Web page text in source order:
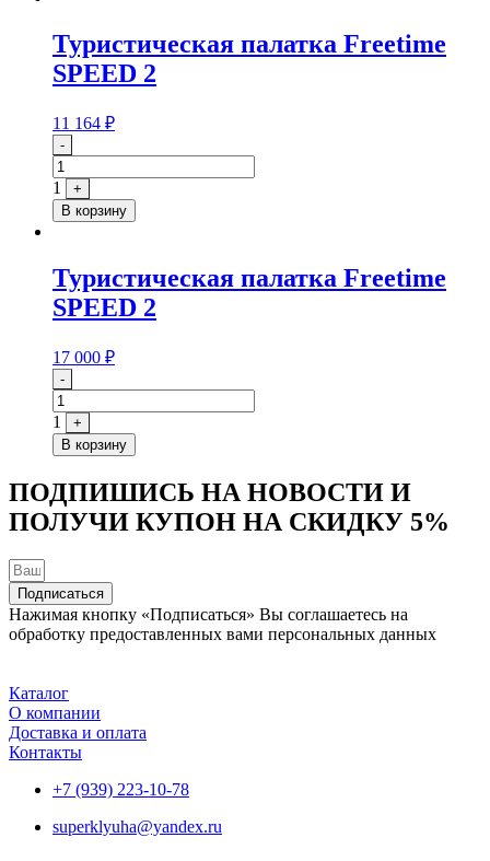
Туристическая палатка Freetime
SPEED 2
11 164 ₽
Quantity
-
1
+
В корзину
Туристическая палатка Freetime
SPEED 2
17 000 ₽
Quantity
-
1
+
В корзину
ПОДПИШИСЬ НА НОВОСТИ И
ПОЛУЧИ КУПОН НА СКИДКУ 5%
Подписаться
Нажимая кнопку «Подписаться» Вы соглашаетесь на
обработку предоставленных вами персональных данных
Каталог
О компании
Доставка и оплата
Контакты
+7 (939) 223-10-78
superklyuha@yandex.ru